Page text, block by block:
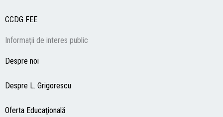
CCDG FEE
Informații de interes public
Despre noi
Despre L. Grigorescu
Oferta Educaţională